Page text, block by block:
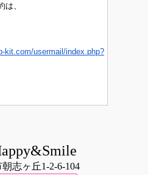
は、
kit.com/usermail/index.php?
志ヶ丘1-2-6-104